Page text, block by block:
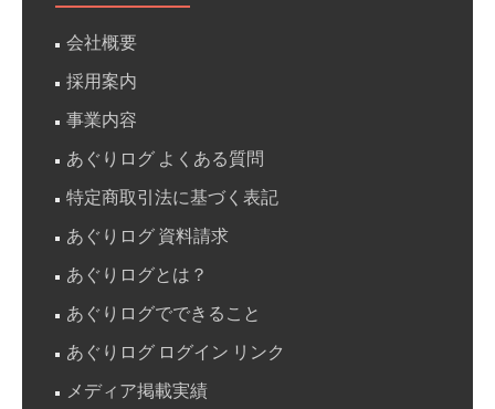
会社概要
採用案内
事業内容
あぐりログ よくある質問
特定商取引法に基づく表記
あぐりログ 資料請求
あぐりログとは？
あぐりログでできること
あぐりログ ログイン リンク
メディア掲載実績